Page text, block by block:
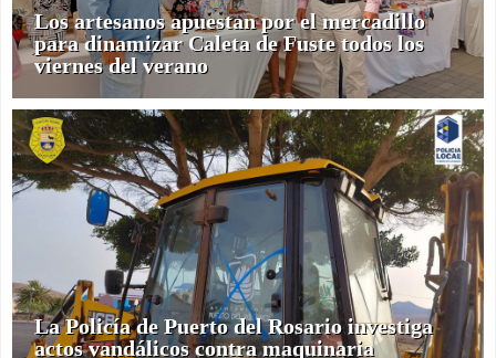
Los artesanos apuestan por el mercadillo
para dinamizar Caleta de Fuste todos los
viernes del verano
La Policía de Puerto del Rosario investiga
actos vandálicos contra maquinaria